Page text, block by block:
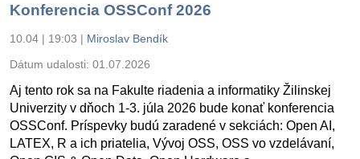
Konferencia OSSConf 2026
10.04 | 19:03 | Miroslav Bendík
Dátum udalosti: 01.07.2026
Aj tento rok sa na Fakulte riadenia a informatiky Žilinskej
Univerzity v dňoch 1-3. júla 2026 bude konať konferencia
OSSConf. Príspevky budú zaradené v sekciách: Open AI,
LATEX, R a ich priatelia, Vývoj OSS, OSS vo vzdelávaní,